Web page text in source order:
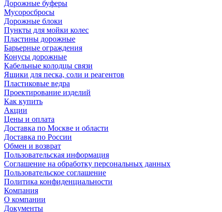
Дорожные буферы
Мусоросбросы
Дорожные блоки
Пункты для мойки колес
Пластины дорожные
Барьерные ограждения
Конусы дорожные
Кабельные колодцы связи
Ящики для песка, соли и реагентов
Пластиковые ведра
Проектирование изделий
Как купить
Акции
Цены и оплата
Доставка по Москве и области
Доставка по России
Обмен и возврат
Пользовательская информация
Соглашение на обработку персональных данных
Пользовательское соглашение
Политика конфиденциальности
Компания
О компании
Документы